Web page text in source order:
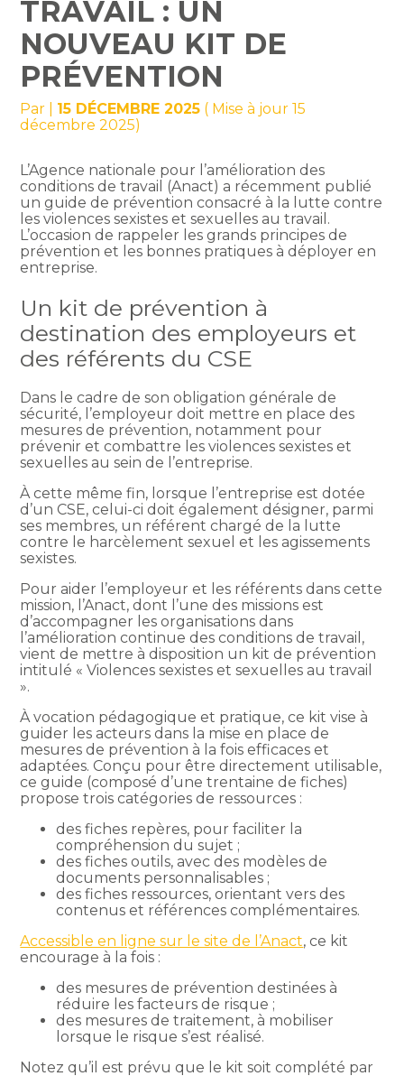
TRAVAIL : UN
NOUVEAU KIT DE
PRÉVENTION
Par 15 DÉCEMBRE 2025 ( Mise à jour 15
décembre 2025)
L’Agence nationale pour l’amélioration des
conditions de travail (Anact) a récemment publié
un guide de prévention consacré à la lutte contre
les violences sexistes et sexuelles au travail.
L’occasion de rappeler les grands principes de
prévention et les bonnes pratiques à déployer en
entreprise.
Un kit de prévention à
destination des employeurs et
des référents du CSE
Dans le cadre de son obligation générale de
sécurité, l’employeur doit mettre en place des
mesures de prévention, notamment pour
prévenir et combattre les violences sexistes et
sexuelles au sein de l’entreprise.
À cette même fin, lorsque l’entreprise est dotée
d’un CSE, celui-ci doit également désigner, parmi
ses membres, un référent chargé de la lutte
contre le harcèlement sexuel et les agissements
sexistes.
Pour aider l’employeur et les référents dans cette
mission, l’Anact, dont l’une des missions est
d’accompagner les organisations dans
l’amélioration continue des conditions de travail,
vient de mettre à disposition un kit de prévention
intitulé « Violences sexistes et sexuelles au travail
».
À vocation pédagogique et pratique, ce kit vise à
guider les acteurs dans la mise en place de
mesures de prévention à la fois efficaces et
adaptées. Conçu pour être directement utilisable,
ce guide (composé d’une trentaine de fiches)
propose trois catégories de ressources :
des fiches repères, pour faciliter la
compréhension du sujet ;
des fiches outils, avec des modèles de
documents personnalisables ;
des fiches ressources, orientant vers des
contenus et références complémentaires.
Accessible en ligne sur le site de l’Anact, ce kit
encourage à la fois :
des mesures de prévention destinées à
réduire les facteurs de risque ;
des mesures de traitement, à mobiliser
lorsque le risque s’est réalisé.
Notez qu’il est prévu que le kit soit complété par